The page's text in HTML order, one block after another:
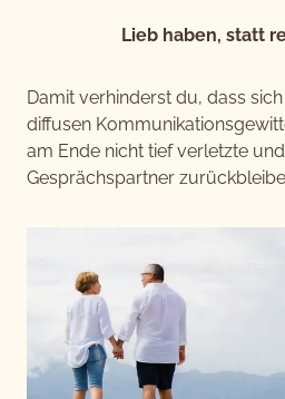
Lieb haben, statt
Damit verhinderst du, dass
diffusen
am Ende nicht tief verletzte
Gesprächspartner